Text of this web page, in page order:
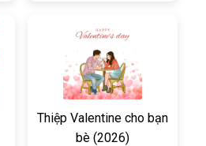
Thiệp Valentine cho bạn
bè (2026)